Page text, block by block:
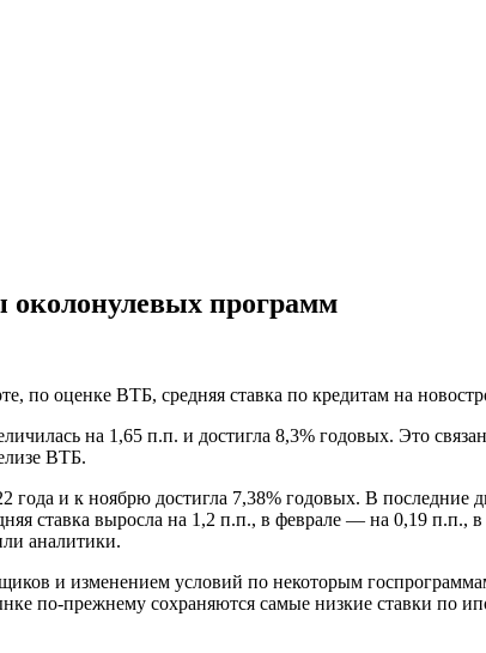
околонулевых программ
оценке ВТБ, средняя ставка по кредитам на
на 1,65 п.п. и достигла 8,3% годовых. Это
ВТБ.
и к ноябрю достигла 7,38% годовых. В последние
ставка выросла на 1,2 п.п., в феврале — на 0,19
аналитики.
и изменением условий по некоторым
по-прежнему сохраняются самые низкие ставки по